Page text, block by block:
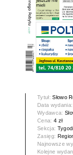
Tytuł:Słowo
Data
Wydawca:
Cena: 4 zł
Sekcja:
Zasięg:
Najnowsze
Kolejne